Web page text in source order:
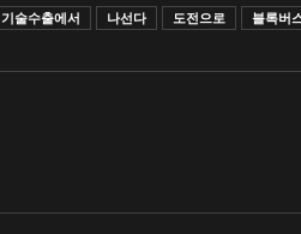
기술수출에서 나선다 도전으로 블록버